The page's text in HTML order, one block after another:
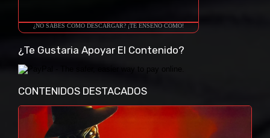
¿NO SABES COMO DESCARGAR? ¡TE ENSEÑO COMO!
¿Te Gustaria Apoyar El Contenido?
CONTENIDOS DESTACADOS